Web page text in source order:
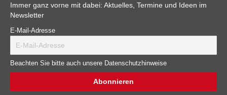
Immer ganz vorne mit dabei: Aktuelles, Termine und Ideen im
Newsletter
E-Mail-Adresse
Beachten Sie bitte auch unsere Datenschutzhinweise